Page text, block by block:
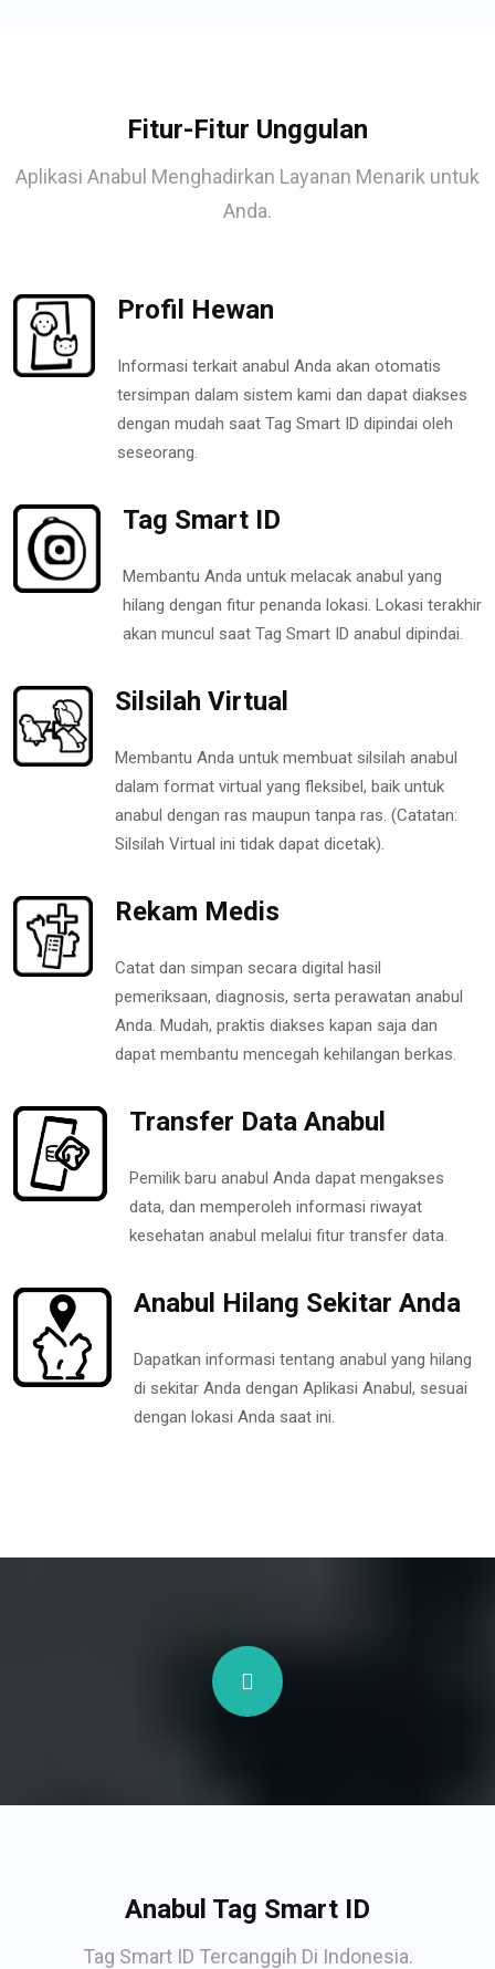
Fitur-Fitur Unggulan
Aplikasi Anabul Menghadirkan Layanan Menarik untuk
Anda.
Profil Hewan
Informasi terkait anabul Anda akan otomatis
tersimpan dalam sistem kami dan dapat diakses
dengan mudah saat Tag Smart ID dipindai oleh
seseorang.
Tag Smart ID
Membantu Anda untuk melacak anabul yang
hilang dengan fitur penanda lokasi. Lokasi terakhir
akan muncul saat Tag Smart ID anabul dipindai.
Silsilah Virtual
Membantu Anda untuk membuat silsilah anabul
dalam format virtual yang fleksibel, baik untuk
anabul dengan ras maupun tanpa ras. (Catatan:
Silsilah Virtual ini tidak dapat dicetak).
Rekam Medis
Catat dan simpan secara digital hasil
pemeriksaan, diagnosis, serta perawatan anabul
Anda. Mudah, praktis diakses kapan saja dan
dapat membantu mencegah kehilangan berkas.
Transfer Data Anabul
Pemilik baru anabul Anda dapat mengakses
data, dan memperoleh informasi riwayat
kesehatan anabul melalui fitur transfer data.
Anabul Hilang Sekitar Anda
Dapatkan informasi tentang anabul yang hilang
di sekitar Anda dengan Aplikasi Anabul, sesuai
dengan lokasi Anda saat ini.
Anabul Tag Smart ID
Tag Smart ID Tercanggih Di Indonesia.